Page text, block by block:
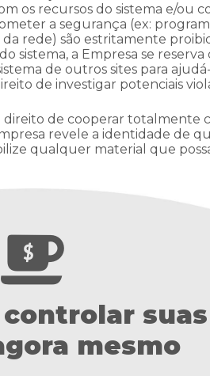
os recursos do sistema e/ou
a segurança (ex:
rede) são estritamente
sistema, a Empresa se
de outros sites para
de investigar potenciais
direito de cooperar
revele a identidade de
qualquer material que
controlar suas
mesmo